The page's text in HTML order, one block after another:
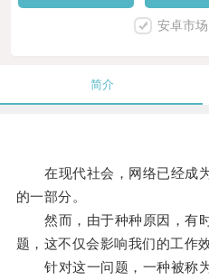
安卓市
简介
在现代社会，网络已经成
的一部分。
然而，由于种种原因，有时
题，这不仅会影响我们的工作
针对这一问题，一种被称为